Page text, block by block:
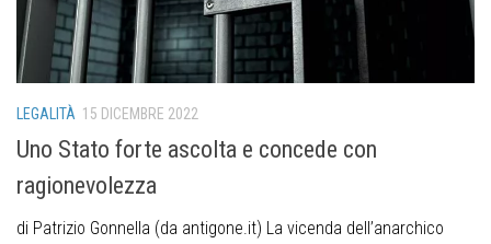
LEGALITÀ 15 DICEMBRE 2022
Uno Stato forte ascolta e concede con
ragionevolezza
di Patrizio Gonnella (da antigone.it) La vicenda dell’anarchico